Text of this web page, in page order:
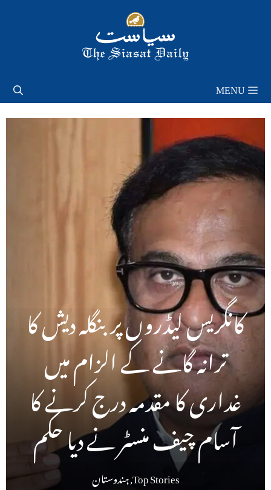
MENU
کانگریس لیڈروں پر بنگلہ دیش کا
ترانہ گانے کے الزام میں
غداری کا مقدمہ درج کرنے کا
آسام چیف منسٹر نے دیا حکم
Top Stories
,ہندوستان